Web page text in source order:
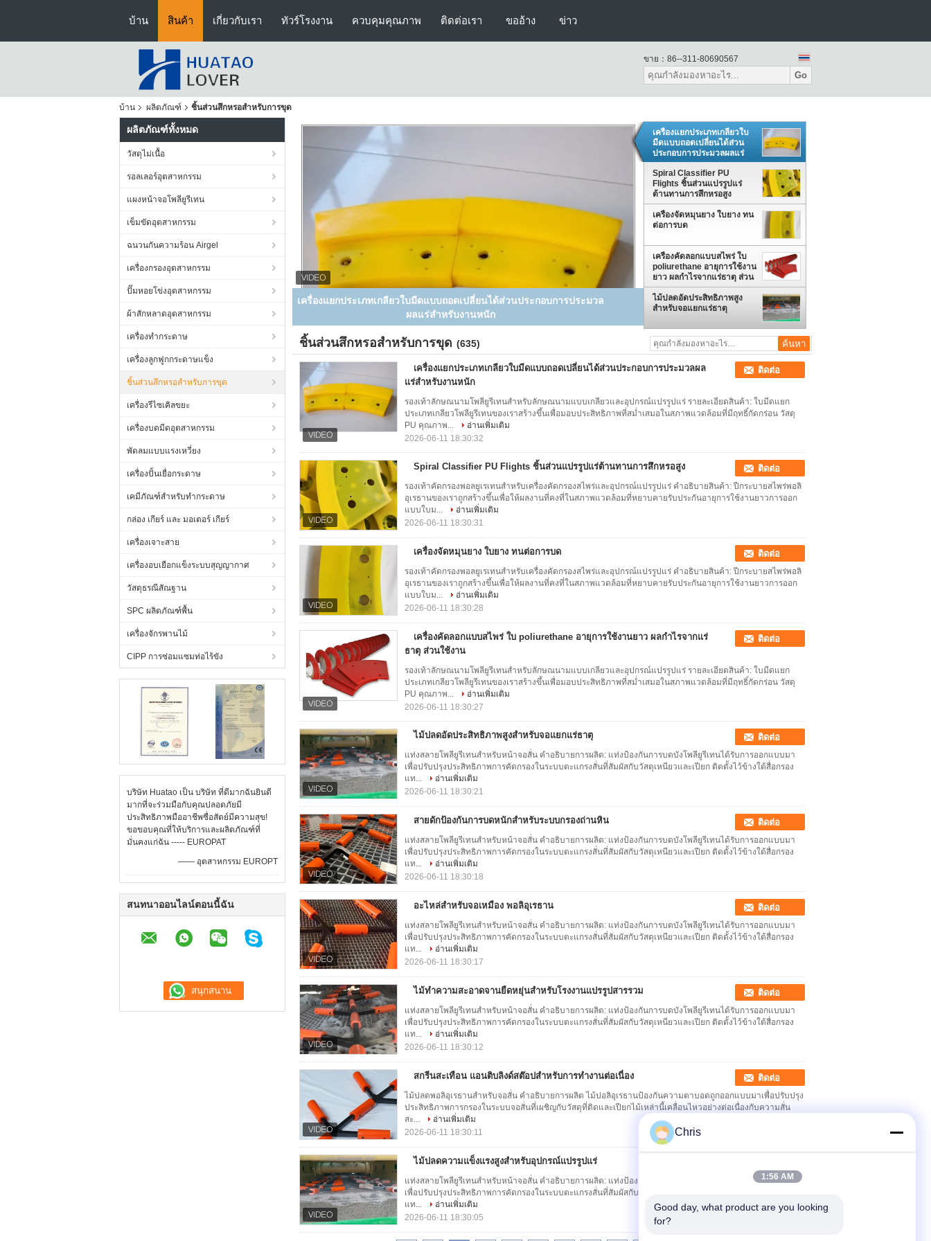
บ้าน สินค้า เกี่ยวกับเรา ทัวร์โรงงาน ควบคุมคุณภาพ ติดต่อเรา ขออ้าง ข่าว
ขาย： 86--311-80690567
Go
บ้าน ผลิตภัณฑ์ ชิ้นส่วนสึกหรอสำหรับการขุด
ผลิตภัณฑ์ทั้งหมด
วัสดุไม่เนื้อ
รอลเลอร์อุตสาหกรรม
แผงหน้าจอโพลียูรีเทน
เข็มขัดอุตสาหกรรม
ฉนวนกันความร้อน Airgel
เครื่องกรองอุตสาหกรรม
ปั๊มหอยโข่งอุตสาหกรรม
ผ้าสักหลาดอุตสาหกรรม
เครื่องทำกระดาษ
เครื่องลูกฟูกกระดาษแข็ง
ชิ้นส่วนสึกหรอสำหรับการขุด
เครื่องรีไซเคิลขยะ
เครื่องบดมีดอุตสาหกรรม
พัดลมแบบแรงเหวี่ยง
เครื่องปั้นเยื่อกระดาษ
เคมีภัณฑ์สำหรับทำกระดาษ
กล่อง เกียร์ และ มอเตอร์ เกียร์
เครื่องเจาะสาย
เครื่องอบเยือกแข็งระบบสุญญากาศ
วัสดุธรณีสัณฐาน
SPC ผลิตภัณฑ์พื้น
เครื่องจักรพานไม้
CIPP การซ่อมแซมท่อไร้ขัง
บริษัท Huatao เป็น บริษัท ที่ดีมากฉันยินดี
มากที่จะร่วมมือกับคุณปลอดภัยมี
ประสิทธิภาพมืออาชีพซื่อสัตย์มีความสุข!
ขอขอบคุณที่ให้บริการและผลิตภัณฑ์ที่
มั่นคงแก่ฉัน ----- EUROPAT
—— อุตสาหกรรม EUROPT
สนทนาออนไลน์ตอนนี้ฉัน
Spiral Classifier PU Flights ชิ้นส่วนแปรรูปแร่ต้านทานการสึกหรอสูง
เครื่องแยกประเภทเกลียวใบ
มีดแบบถอดเปลี่ยนได้ส่วน
ประกอบการประมวลผลแร่
สำหรับงานหนัก
Spiral Classifier PU
Flights ชิ้นส่วนแปรรูปแร่
ต้านทานการสึกหรอสูง
เครื่องจัดหมุนยาง ใบยาง ทน
ต่อการบด
เครื่องคัดลอกแบบสไพร่ ใบ
poliurethane อายุการใช้งาน
ยาว ผลกําไรจากแร่ธาตุ ส่วน
ใช้งาน
ไม้ปลดอัดประสิทธิภาพสูง
สําหรับจอแยกแร่ธาตุ
ชิ้นส่วนสึกหรอสำหรับการขุด (635)
เครื่องแยกประเภทเกลียวใบมีดแบบถอดเปลี่ยนได้ส่วนประกอบการประมวลผล
แร่สำหรับงานหนัก
ติดต่อ
รองเท้าลักษณนามโพลียูรีเทนสำหรับลักษณนามแบบเกลียวและอุปกรณ์แปรรูปแร่ รายละเอียดสินค้า: ใบมีดแยก
ประเภทเกลียวโพลียูรีเทนของเราสร้างขึ้นเพื่อมอบประสิทธิภาพที่สม่ำเสมอในสภาพแวดล้อมที่มีฤทธิ์กัดกร่อน วัสดุ
PU คุณภาพ...
อ่านเพิ่มเติม
2026-06-11 18:30:32
Spiral Classifier PU Flights ชิ้นส่วนแปรรูปแร่ต้านทานการสึกหรอสูง ติดต่อ
รองเท้าคัดกรองพอลยูเรเทนสําหรับเครื่องคัดกรองสไพร่และอุปกรณ์แปรรูปแร่ คําอธิบายสินค้า: ปีกระบายสไพร่พอลิ
อุเรธานของเราถูกสร้างขึ้นเพื่อให้ผลงานที่คงที่ในสภาพแวดล้อมที่หยาบคายรับประกันอายุการใช้งานยาวการออก
แบบใบม...
อ่านเพิ่มเติม
2026-06-11 18:30:31
เครื่องจัดหมุนยาง ใบยาง ทนต่อการบด ติดต่อ
รองเท้าคัดกรองพอลยูเรเทนสําหรับเครื่องคัดกรองสไพร่และอุปกรณ์แปรรูปแร่ คําอธิบายสินค้า: ปีกระบายสไพร่พอลิ
อุเรธานของเราถูกสร้างขึ้นเพื่อให้ผลงานที่คงที่ในสภาพแวดล้อมที่หยาบคายรับประกันอายุการใช้งานยาวการออก
แบบใบม...
อ่านเพิ่มเติม
2026-06-11 18:30:28
เครื่องคัดลอกแบบสไพร่ ใบ poliurethane อายุการใช้งานยาว ผลกําไรจากแร่
ธาตุ ส่วนใช้งาน
ติดต่อ
รองเท้าลักษณนามโพลียูรีเทนสำหรับลักษณนามแบบเกลียวและอุปกรณ์แปรรูปแร่ รายละเอียดสินค้า: ใบมีดแยก
ประเภทเกลียวโพลียูรีเทนของเราสร้างขึ้นเพื่อมอบประสิทธิภาพที่สม่ำเสมอในสภาพแวดล้อมที่มีฤทธิ์กัดกร่อน วัสดุ
PU คุณภาพ...
อ่านเพิ่มเติม
2026-06-11 18:30:27
ไม้ปลดอัดประสิทธิภาพสูงสําหรับจอแยกแร่ธาตุ ติดต่อ
แท่งสลายโพลียูรีเทนสำหรับหน้าจอสั่น คำอธิบายการผลิต: แท่งป้องกันการบดบังโพลียูรีเทนได้รับการออกแบบมา
เพื่อปรับปรุงประสิทธิภาพการคัดกรองในระบบตะแกรงสั่นที่สัมผัสกับวัสดุเหนียวและเปียก ติดตั้งไว้ข้างใต้สื่อกรอง
แท...
อ่านเพิ่มเติม
2026-06-11 18:30:21
สายดักป้องกันการบดหนักสําหรับระบบกรองถ่านหิน ติดต่อ
แท่งสลายโพลียูรีเทนสำหรับหน้าจอสั่น คำอธิบายการผลิต: แท่งป้องกันการบดบังโพลียูรีเทนได้รับการออกแบบมา
เพื่อปรับปรุงประสิทธิภาพการคัดกรองในระบบตะแกรงสั่นที่สัมผัสกับวัสดุเหนียวและเปียก ติดตั้งไว้ข้างใต้สื่อกรอง
แท...
อ่านเพิ่มเติม
2026-06-11 18:30:18
อะไหล่สําหรับจอเหมือง พอลิอุเรธาน ติดต่อ
แท่งสลายโพลียูรีเทนสำหรับหน้าจอสั่น คำอธิบายการผลิต: แท่งป้องกันการบดบังโพลียูรีเทนได้รับการออกแบบมา
เพื่อปรับปรุงประสิทธิภาพการคัดกรองในระบบตะแกรงสั่นที่สัมผัสกับวัสดุเหนียวและเปียก ติดตั้งไว้ข้างใต้สื่อกรอง
แท...
อ่านเพิ่มเติม
2026-06-11 18:30:17
ไม้ทําความสะอาดจานยืดหยุ่นสําหรับโรงงานแปรรูปสารรวม ติดต่อ
แท่งสลายโพลียูรีเทนสำหรับหน้าจอสั่น คำอธิบายการผลิต: แท่งป้องกันการบดบังโพลียูรีเทนได้รับการออกแบบมา
เพื่อปรับปรุงประสิทธิภาพการคัดกรองในระบบตะแกรงสั่นที่สัมผัสกับวัสดุเหนียวและเปียก ติดตั้งไว้ข้างใต้สื่อกรอง
แท...
อ่านเพิ่มเติม
2026-06-11 18:30:12
สกรีนสะเทือน แอนติบลิงด์สต๊อปสําหรับการทํางานต่อเนื่อง ติดต่อ
ไม้ปลดพอลิอุเรธานสําหรับจอสั่น คําอธิบายการผลิต ไม้ปอลิอุเรธานป้องกันความตาบอดถูกออกแบบมาเพื่อปรับปรุง
ประสิทธิภาพการกรองในระบบจอสั่นที่เผชิญกับวัสดุที่ติดและเปียกไม้เหล่านี้เคลื่อนไหวอย่างต่อเนื่องกับความสั่น
สะ...
อ่านเพิ่มเติม
2026-06-11 18:30:11
ไม้ปลดความแข็งแรงสูงสําหรับอุปกรณ์แปรรูปแร่
แท่งสลายโพลียูรีเทนสำหรับหน้าจอสั่น คำอธิบายการผลิต: แท่งป้องกันการบดบังโพลียูรีเทนได้รับการออกแบบมา
เพื่อปรับปรุงประสิทธิภาพการคัดกรองในระบบตะแกรงสั่นที่สัมผัสกับวัสดุเหนียวและเปียก ติดตั้งไว้ข้างใต้สื่อกรอง
แท...
อ่านเพิ่มเติม
2026-06-11 18:30:05
Chris
1:56 AM
Good day, what product are you looking
for?